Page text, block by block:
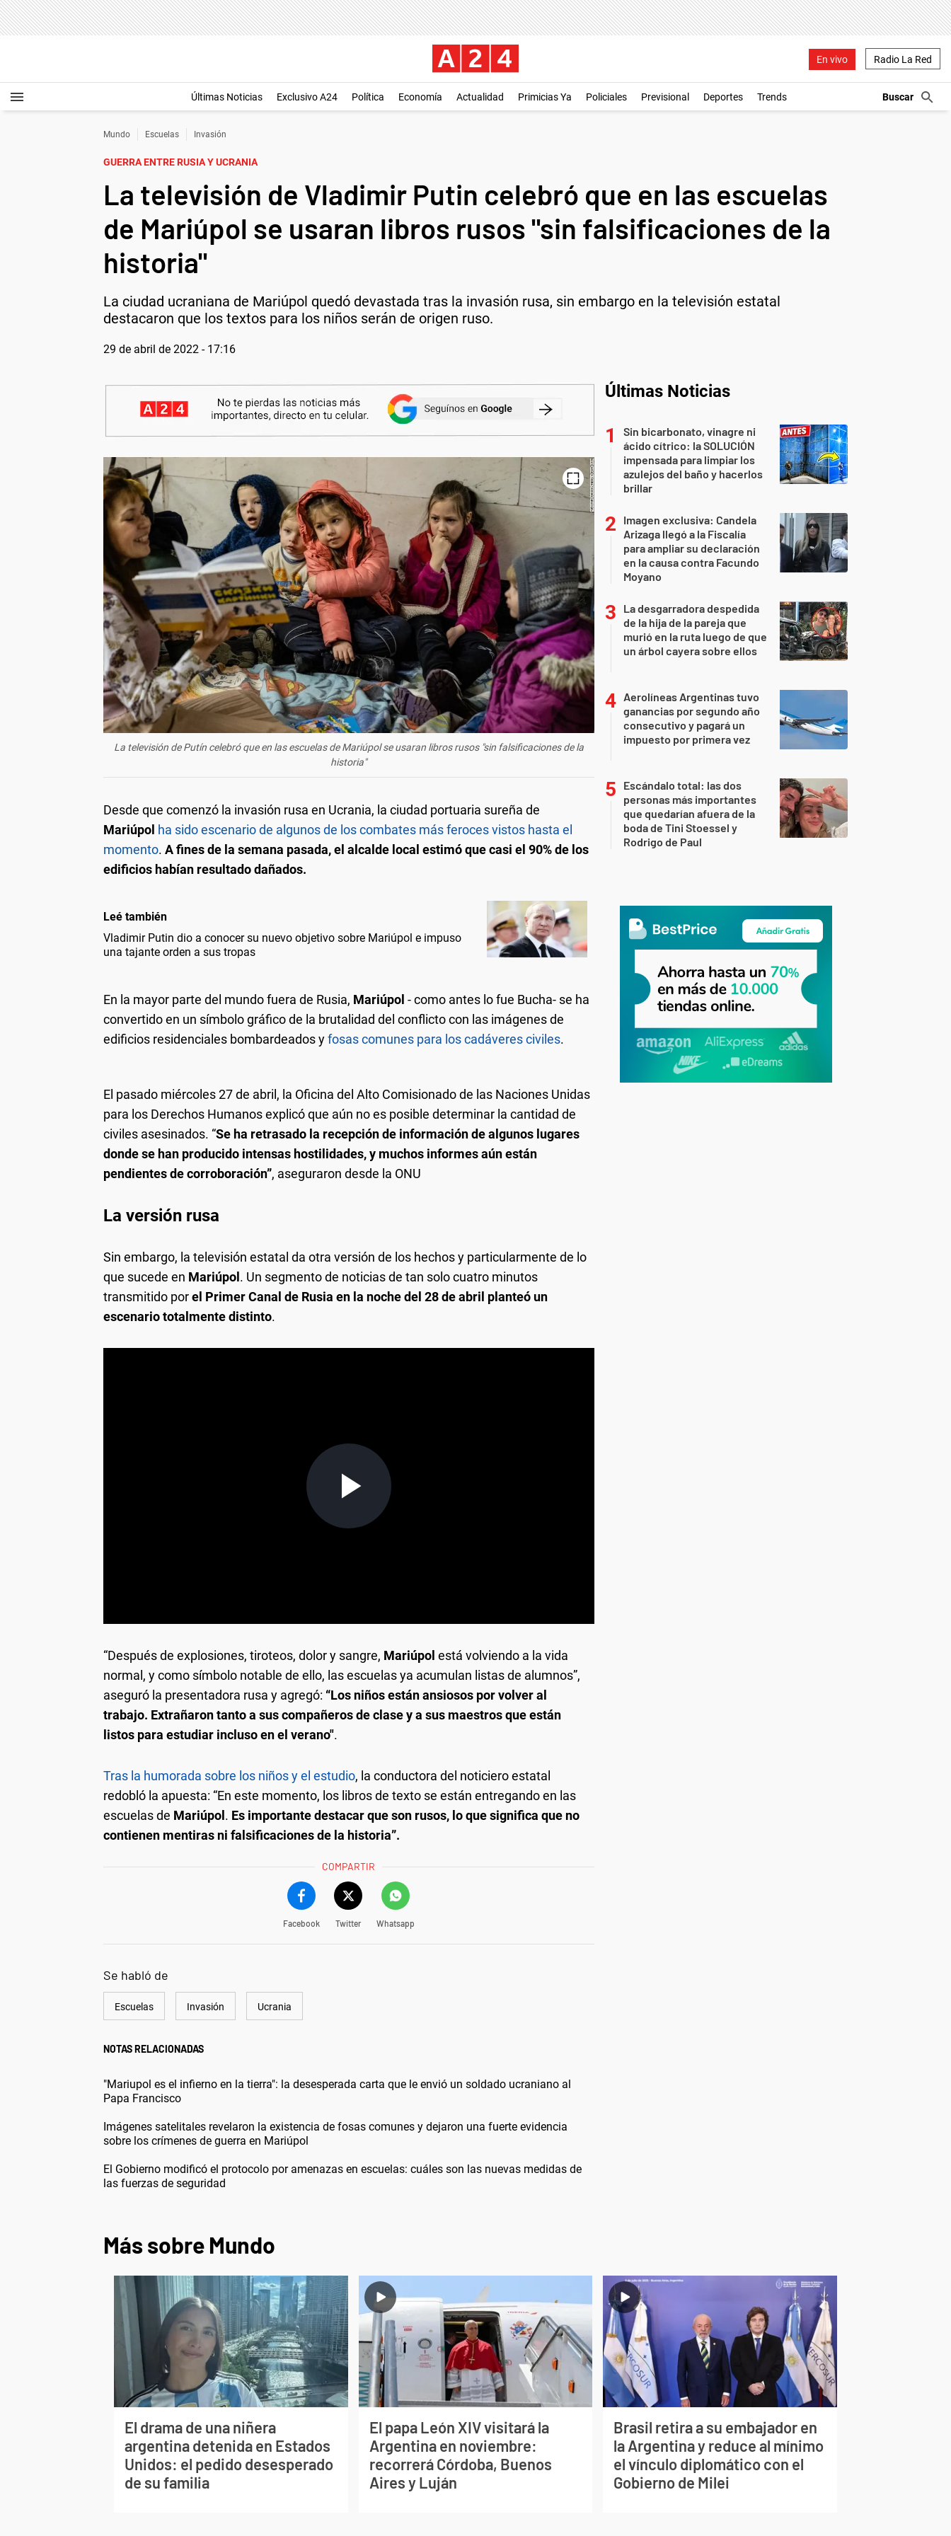
En vivo Radio La Red
Últimas Noticias Exclusivo A24 Política Economía Actualidad Primicias Ya Policiales Previsional Deportes Trends
Mundo Escuelas Invasión
GUERRA ENTRE RUSIA Y UCRANIA
La televisión de Vladimir Putin celebró que en las escuelas
de Mariúpol se usaran libros rusos "sin falsificaciones de la
historia"
La ciudad ucraniana de Mariúpol quedó devastada tras la invasión rusa, sin embargo en la televisión estatal
destacaron que los textos para los niños serán de origen ruso.
29 de abril de 2022 - 17:16
La televisión de Putín celebró que en las escuelas de Mariúpol se usaran libros rusos "sin falsificaciones de la
historia"
Desde que comenzó la invasión rusa en Ucrania, la ciudad portuaria sureña de
Mariúpol ha sido escenario de algunos de los combates más feroces vistos hasta el
momento. A fines de la semana pasada, el alcalde local estimó que casi el 90% de los
edificios habían resultado dañados.
Leé también
Vladimir Putin dio a conocer su nuevo objetivo sobre Mariúpol e impuso
una tajante orden a sus tropas
En la mayor parte del mundo fuera de Rusia, Mariúpol - como antes lo fue Bucha- se ha
convertido en un símbolo gráfico de la brutalidad del conflicto con las imágenes de
edificios residenciales bombardeados yfosas comunes para los cadáveres civiles.
El pasado miércoles 27 de abril, la Oficina del Alto Comisionado de las Naciones Unidas
para los Derechos Humanos explicó que aún no es posible determinar la cantidad de
civiles asesinados. “Se ha retrasado la recepción de información de algunos lugares
donde se han producido intensas hostilidades, y muchos informes aún están
pendientes de corroboración”, aseguraron desde la ONU
La versión rusa
Sin embargo, la televisión estatal da otra versión de los hechos y particularmente de lo
que sucede en Mariúpol . Un segmento de noticias de tan solo cuatro minutos
transmitido porel Primer Canal de Rusia en la noche del 28 de abril planteó un
escenario totalmente distinto.
“Después de explosiones, tiroteos, dolor y sangre, Mariúpol está volviendo a la vida
normal, y como símbolo notable de ello, las escuelas ya acumulan listas de alumnos”,
aseguró la presentadora rusa y agregó: “Los niños están ansiosos por volver al
trabajo. Extrañaron tanto a sus compañeros de clase y a sus maestros que están
listos para estudiar incluso en el verano".
Tras la humorada sobre los niños y el estudio, la conductora del noticiero estatal
redobló la apuesta: “En este momento, los libros de texto se están entregando en las
escuelas de Mariúpol. Es importante destacar que son rusos, lo que significa que no
contienen mentiras ni falsificaciones de la historia”.
COMPARTIR
Facebook Twitter Whatsapp
Se habló de
Escuelas Invasión Ucrania
NOTAS RELACIONADAS
"Mariupol es el infierno en la tierra": la desesperada carta que le envió un soldado ucraniano al
Papa Francisco
Imágenes satelitales revelaron la existencia de fosas comunes y dejaron una fuerte evidencia
sobre los crímenes de guerra en Mariúpol
El Gobierno modificó el protocolo por amenazas en escuelas: cuáles son las nuevas medidas de
las fuerzas de seguridad
Últimas Noticias
Sin bicarbonato, vinagre ni
ácido cítrico: la SOLUCIÓN
impensada para limpiar los
azulejos del baño y hacerlos
brillar
Imagen exclusiva: Candela
Arizaga llegó a la Fiscalía
para ampliar su declaración
en la causa contra Facundo
Moyano
La desgarradora despedida
de la hija de la pareja que
murió en la ruta luego de que
un árbol cayera sobre ellos
Aerolíneas Argentinas tuvo
ganancias por segundo año
consecutivo y pagará un
impuesto por primera vez
Escándalo total: las dos
personas más importantes
que quedarían afuera de la
boda de Tini Stoessel y
Rodrigo de Paul
Más sobre Mundo
El drama de una niñera
argentina detenida en Estados
Unidos: el pedido desesperado
de su familia
El papa León XIV visitará la
Argentina en noviembre:
recorrerá Córdoba, Buenos
Aires y Luján
Brasil retira a su embajador en
la Argentina y reduce al mínimo
el vínculo diplomático con el
Gobierno de Milei